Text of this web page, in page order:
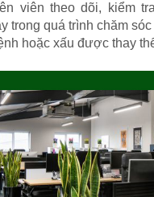
viên theo dõi, kiểm
trong quá trình chăm sóc
hoặc xấu được thay